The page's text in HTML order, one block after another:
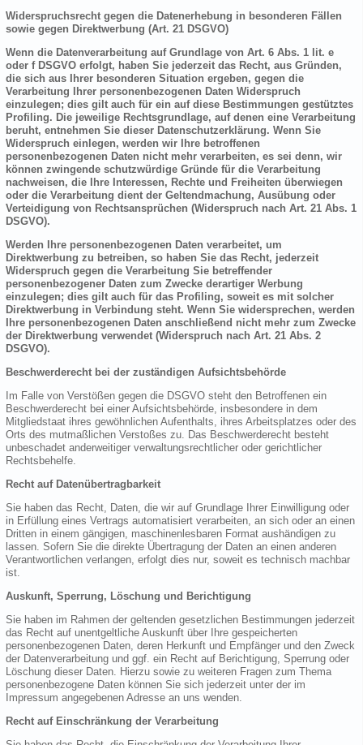
Widerspruchsrecht gegen die Datenerhebung in besonderen Fällen
sowie gegen Direktwerbung (Art. 21 DSGVO)
Wenn die Datenverarbeitung auf Grundlage von Art. 6 Abs. 1 lit. e
oder f DSGVO erfolgt, haben Sie jederzeit das Recht, aus Gründen,
die sich aus Ihrer besonderen Situation ergeben, gegen die
Verarbeitung Ihrer personenbezogenen Daten Widerspruch
einzulegen; dies gilt auch für ein auf diese Bestimmungen gestütztes
Profiling. Die jeweilige Rechtsgrundlage, auf denen eine Verarbeitung
beruht, entnehmen Sie dieser Datenschutzerklärung. Wenn Sie
Widerspruch einlegen, werden wir Ihre betroffenen
personenbezogenen Daten nicht mehr verarbeiten, es sei denn, wir
können zwingende schutzwürdige Gründe für die Verarbeitung
nachweisen, die Ihre Interessen, Rechte und Freiheiten überwiegen
oder die Verarbeitung dient der Geltendmachung, Ausübung oder
Verteidigung von Rechtsansprüchen (Widerspruch nach Art. 21 Abs. 1
DSGVO).
Werden Ihre personenbezogenen Daten verarbeitet, um
Direktwerbung zu betreiben, so haben Sie das Recht, jederzeit
Widerspruch gegen die Verarbeitung Sie betreffender
personenbezogener Daten zum Zwecke derartiger Werbung
einzulegen; dies gilt auch für das Profiling, soweit es mit solcher
Direktwerbung in Verbindung steht. Wenn Sie widersprechen, werden
Ihre personenbezogenen Daten anschließend nicht mehr zum Zwecke
der Direktwerbung verwendet (Widerspruch nach Art. 21 Abs. 2
DSGVO).
Beschwerderecht bei der zuständigen Aufsichtsbehörde
Im Falle von Verstößen gegen die DSGVO steht den Betroffenen ein
Beschwerderecht bei einer Aufsichtsbehörde, insbesondere in dem
Mitgliedstaat ihres gewöhnlichen Aufenthalts, ihres Arbeitsplatzes oder des
Orts des mutmaßlichen Verstoßes zu. Das Beschwerderecht besteht
unbeschadet anderweitiger verwaltungsrechtlicher oder gerichtlicher
Rechtsbehelfe.
Recht auf Datenübertragbarkeit
Sie haben das Recht, Daten, die wir auf Grundlage Ihrer Einwilligung oder
in Erfüllung eines Vertrags automatisiert verarbeiten, an sich oder an einen
Dritten in einem gängigen, maschinenlesbaren Format aushändigen zu
lassen. Sofern Sie die direkte Übertragung der Daten an einen anderen
Verantwortlichen verlangen, erfolgt dies nur, soweit es technisch machbar
ist.
Auskunft, Sperrung, Löschung und Berichtigung
Sie haben im Rahmen der geltenden gesetzlichen Bestimmungen jederzeit
das Recht auf unentgeltliche Auskunft über Ihre gespeicherten
personenbezogenen Daten, deren Herkunft und Empfänger und den Zweck
der Datenverarbeitung und ggf. ein Recht auf Berichtigung, Sperrung oder
Löschung dieser Daten. Hierzu sowie zu weiteren Fragen zum Thema
personenbezogene Daten können Sie sich jederzeit unter der im
Impressum angegebenen Adresse an uns wenden.
Recht auf Einschränkung der Verarbeitung